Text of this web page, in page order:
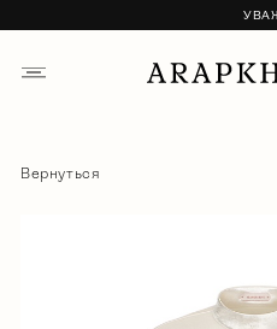
Вернуться